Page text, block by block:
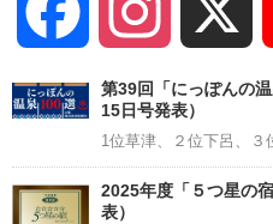
Facebook Instagram
第39回「にっぽんの
15日号発表）
1位草津、２位下呂、３
2025年度「５つ星の
表）